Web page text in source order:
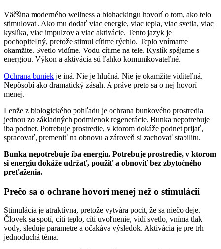
Väčšina moderného wellness a biohackingu hovorí o tom, ako telo
stimulovať. Ako mu dodať viac energie, viac tepla, viac svetla, viac
kyslíka, viac impulzov a viac aktivácie. Tento jazyk je
pochopiteľný, pretože stimul cítime rýchlo. Teplo vnímame
okamžite. Svetlo vidíme. Vodu cítime na tele. Kyslík spájame s
energiou. Výkon a aktivácia sú ľahko komunikovateľné.
Ochrana buniek je iná. Nie je hlučná. Nie je okamžite viditeľná.
Nepôsobí ako dramatický zásah. A práve preto sa o nej hovorí
menej.
Lenže z biologického pohľadu je ochrana bunkového prostredia
jednou zo základných podmienok regenerácie. Bunka nepotrebuje
iba podnet. Potrebuje prostredie, v ktorom dokáže podnet prijať,
spracovať, premeniť na obnovu a zároveň si zachovať stabilitu.
Bunka nepotrebuje iba energiu. Potrebuje prostredie, v ktorom
si energiu dokáže udržať, použiť a obnoviť bez zbytočného
preťaženia.
Prečo sa o ochrane hovorí menej než o stimulácii
Stimulácia je atraktívna, pretože vytvára pocit, že sa niečo deje.
Človek sa spotí, cíti teplo, cíti uvoľnenie, vidí svetlo, vníma tlak
vody, sleduje parametre a očakáva výsledok. Aktivácia je pre trh
jednoduchá téma.